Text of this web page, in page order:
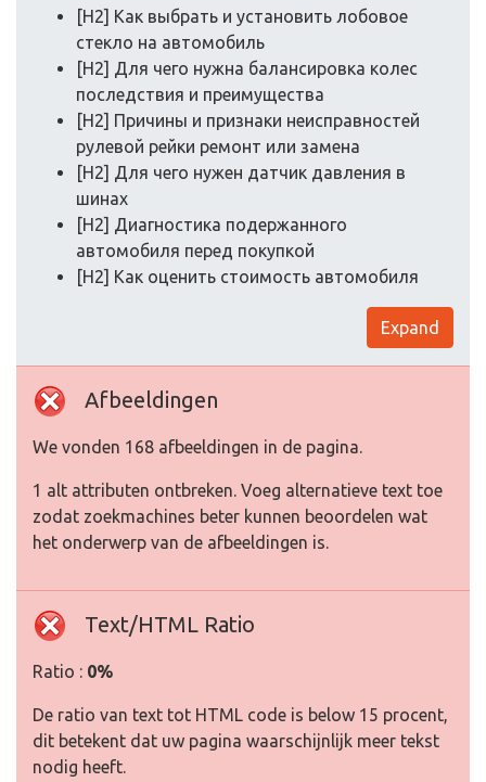
[H2] Как выбрать и установить лобовое
стекло на автомобиль
[H2] Для чего нужна балансировка колес
последствия и преимущества
[H2] Причины и признаки неисправностей
рулевой рейки ремонт или замена
[H2] Для чего нужен датчик давления в
шинах
[H2] Диагностика подержанного
автомобиля перед покупкой
[H2] Как оценить стоимость автомобиля
Expand
Afbeeldingen
We vonden 168 afbeeldingen in de pagina.
1 alt attributen ontbreken. Voeg alternatieve text toe
zodat zoekmachines beter kunnen beoordelen wat
het onderwerp van de afbeeldingen is.
Text/HTML Ratio
Ratio : 0%
De ratio van text tot HTML code is below 15 procent,
dit betekent dat uw pagina waarschijnlijk meer tekst
nodig heeft.